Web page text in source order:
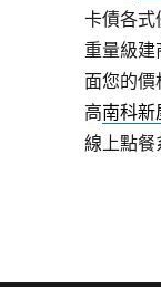
卡債各式
重量級
面您的
高南科新
線上點餐